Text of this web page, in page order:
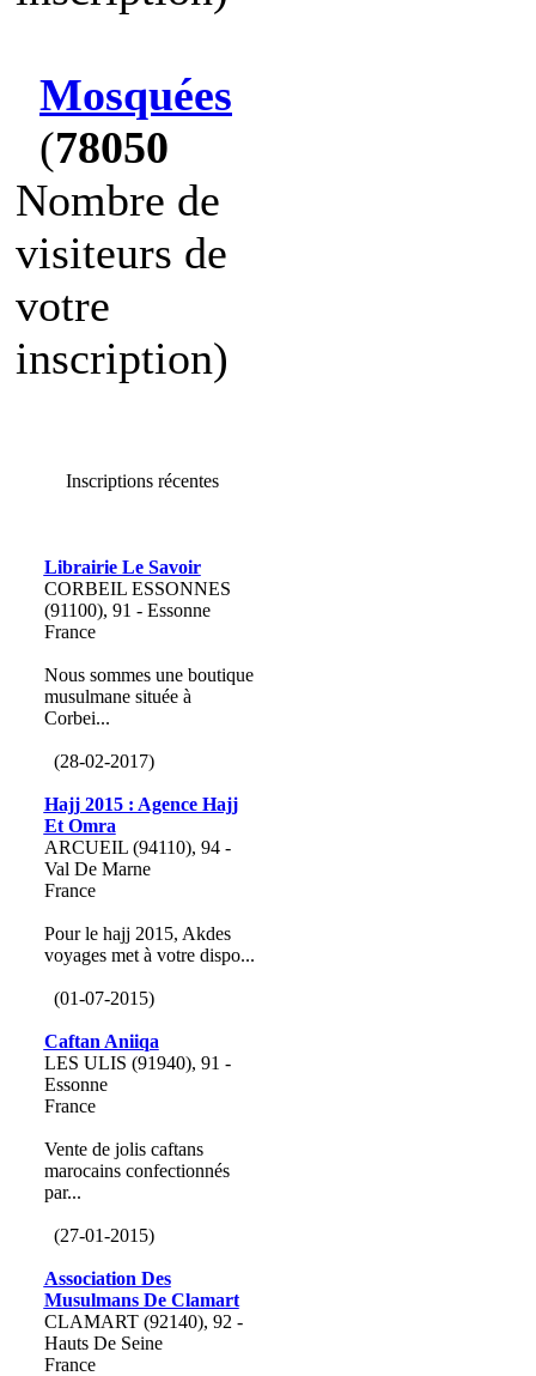
Mosquées
(78050
Nombre de
visiteurs de
votre
inscription)
Inscriptions récentes
Librairie Le Savoir
CORBEIL ESSONNES
(91100), 91 - Essonne
France
Nous sommes une boutique
musulmane située à
Corbei...
(28-02-2017)
Hajj 2015 : Agence Hajj
Et Omra
ARCUEIL (94110), 94 -
Val De Marne
France
Pour le hajj 2015, Akdes
voyages met à votre dispo...
(01-07-2015)
Caftan Aniiqa
LES ULIS (91940), 91 -
Essonne
France
Vente de jolis caftans
marocains confectionnés
par...
(27-01-2015)
Association Des
Musulmans De Clamart
CLAMART (92140), 92 -
Hauts De Seine
France